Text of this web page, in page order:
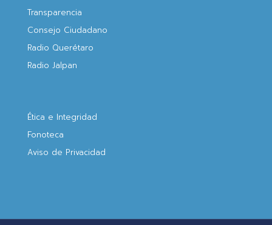
Transparencia
Consejo Ciudadano
Radio Querétaro
Radio Jalpan
Ética e Integridad
Fonoteca
Aviso de Privacidad